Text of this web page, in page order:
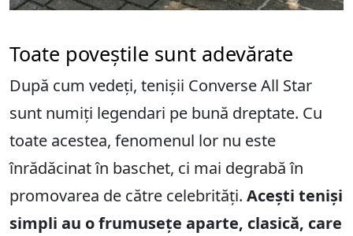
Toate poveștile sunt adevărate
După cum vedeți, tenișii Converse All Star
sunt numiți legendari pe bună dreptate. Cu
toate acestea, fenomenul lor nu este
înrădăcinat în baschet, ci mai degrabă în
promovarea de către celebrități. Acești teniși
simpli au o frumusețe aparte, clasică, care